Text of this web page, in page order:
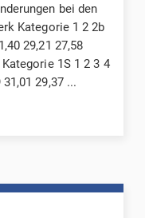
bei den
Kategorie 1 2 2b
29,21 27,58
1S 1 2 3 4
29,37 ...